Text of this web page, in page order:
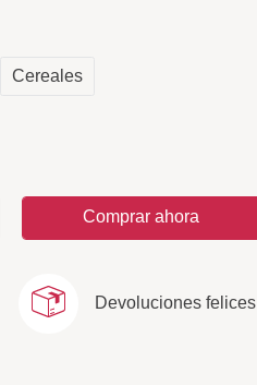
Cereales
Comprar ahora
Devoluciones felices